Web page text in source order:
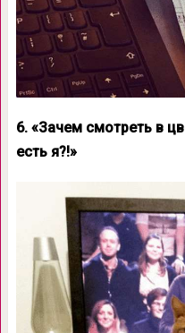
6. «Зачем смотреть в
есть я?!»